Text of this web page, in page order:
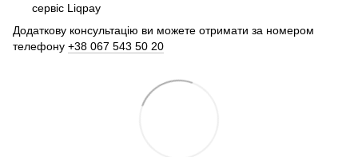
сервіс Liqpay
Додаткову консультацію ви можете отримати за номером
телефону +38 067 543 50 20